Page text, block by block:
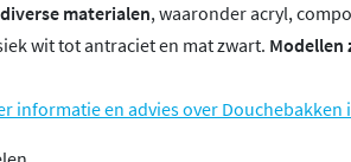
materialen, waaronder acryl,
wit tot antraciet en mat zwart. Modellen
informatie en advies over Douchebakken